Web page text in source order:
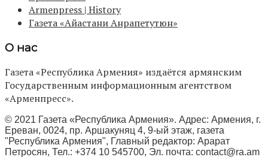
Armenpress | History
Газета «Айастани Анрапетутюн»
О нас
Газета «Республика Армения» издаётся армянским
Государственным информационным агентством
«Арменпресс».
© 2021 Газета «Республика Армения». Адрес: Армения, г.
Ереван, 0024, пр. Аршакуняц 4, 9-ый этаж, газета
"Республика Армения", Главный редактор: Арарат
Петросян, Тел.: +374 10 545700, Эл. почта: contact@ra.am